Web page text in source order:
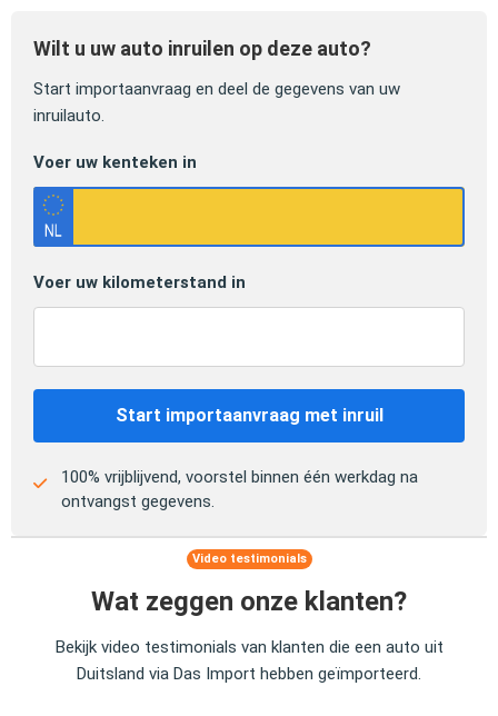
Wilt u uw auto inruilen op deze auto?
Start importaanvraag en deel de gegevens van uw
inruilauto.
Voer uw kenteken in
Voer uw kilometerstand in
Start importaanvraag met inruil
100% vrijblijvend, voorstel binnen één werkdag na
ontvangst gegevens.
Video testimonials
Wat zeggen onze klanten?
Bekijk video testimonials van klanten die een auto uit
Duitsland via Das Import hebben geïmporteerd.